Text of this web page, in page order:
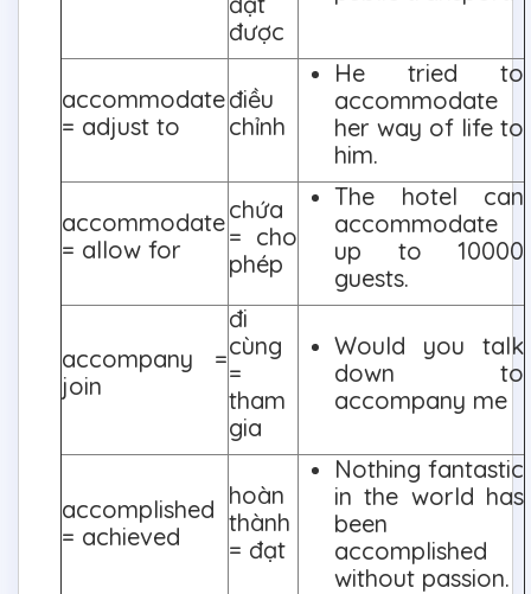
được
accommodate
= adjust to
điều
chỉnh
He tried to
accommodate
her way of life to
him.
accommodate
= allow for
chứa
= cho
phép
The hotel can
accommodate
up to 10000
guests.
accompany =
join
đi
cùng
=
tham
gia
Would you talk
down to
accompany me
accomplished
= achieved
hoàn
thành
= đạt
Nothing fantastic
in the world has
been
accomplished
without passion.